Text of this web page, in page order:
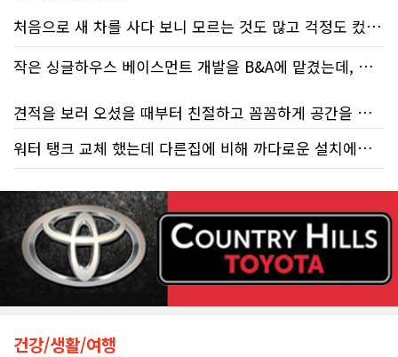
처음으로 새 차를 사다 보니 모르는 것도 많고 걱정도 컸는데 박문호 딜러님 덕분에 전 과정이 너무나 편안하고 만족스러웠습니다! 상담하는 내내 꼼꼼하게 설명해 주신 것은 물론, 복잡한 서류 절차와 차량 옵션 체크까지 세심하게 챙겨주셔서 마음이 정말 든든했습니다. 차량 출고 날에도 긴 시간 할애해 가며 기능을 친절하게 하나하나 설명해 주셔서 큰 도움이 되었는데요, 특히 정비사 출신이셔서 그런지 디테일한 부분까지 전문적으로 말씀해 주셔서 신뢰가 팍팍 갔습니다 ?? 다른분 리뷰에도 있지만 마지막에 "진짜 서비스는 이제부터 시작"이라는 진심어린 말씀에는 깊은 감동을 받았습니다. 앞으로 주변에 차 구매하려는 분이 있다면 무조건 박문호 딜러님 강력 추천입니다! 신경 써주셔서 진심으로 감사드리며, 늘 건강하시고 번창하시길 바랍니다 :)
작은 싱글하우스 베이스먼트 개발을 B&A에 맡겼는데, 처음부터 끝까지 정말 만족스러운 경험이었습니다.
견적을 보러 오셨을 때부터 친절하고 꼼꼼하게 공간을 확인해 주셨고, 여러 옵션이 포함된 견적 금액도 다른 업체들과 비교했을 때 매우 합리적이었습니다.
저희 집은 사이드 도어가 없어 작업하시기 불편하셨을 텐데도 항상 밝은 모습으로 오셔서 성실하게 작업해 주셨습니다. 공사 중에도 진행 상황과 앞으로의 작업 계획을 수시로 자세히 설명해 주셔서 믿고 맡길 수 있었고, 세심한 소통에 큰 만족을 느꼈습니다.
공사가 끝난 후에는 마무리 점검까지 꼼꼼하게 진행해 주시는 모습에서 전문성과 책임감을 느낄 수 있었습니다.
무엇보다 작은 베이스먼트 공간을 밝고 깔끔하면서도 가족 모두가 편하게 사용할 수 있는 공간으로 완성해 주셔서 정말 만족합니다. 특히 아이들과 함께 즐겁게 시간을 보낼 수 있는 공간이 되어 더욱 뜻깊습니다.
워터 탱크 교체 했는데 다른집에 비해 까다로운 설치에도 불구하고 너무 친절하게 잘 해주셨습니다. 수제자 라이언님 최고!
건강/생활/여행